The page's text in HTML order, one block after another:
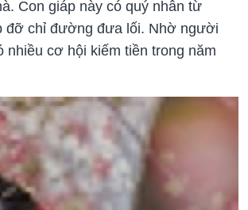
Con giáp này có quý nhân từ
đỡ chỉ đường đưa lối. Nhờ người
nhiều cơ hội kiếm tiền trong năm